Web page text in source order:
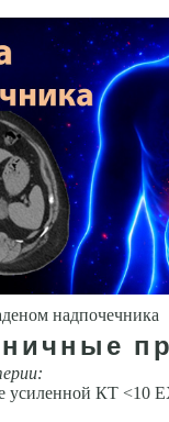
надпочечника
КТ <10